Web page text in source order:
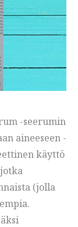
-seerumin
aineeseen -
käyttö
jotka
(jolla